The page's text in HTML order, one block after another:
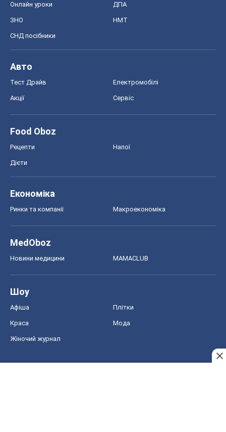
Онлайн уроки ДПА
ЗНО НМТ
СНД посібники
Авто
Тест Драйв Електромобілі
Акції Сервіс
Food Oboz
Рецепти Напої
Дієти
Економіка
Ринки та компанії Макроекономіка
MedOboz
Новини медицини MAMACLUB
Шоу
Афіша Плітки
Краса Мода
Жіночий журнал